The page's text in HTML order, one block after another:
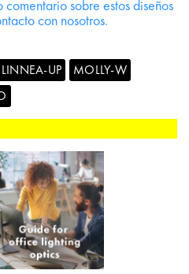
sobre estos diseños
con nosotros.
LINNEA-UP
MOLLY-W